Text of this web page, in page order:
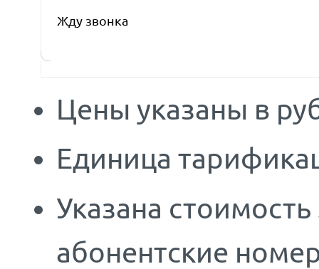
Жду звонка
Цены указаны в
Единица
Указана
абонентские